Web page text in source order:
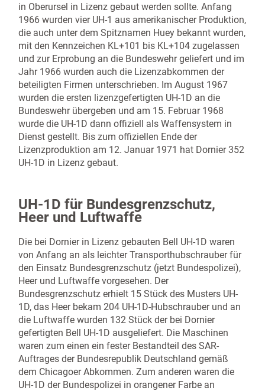
in Oberursel in Lizenz gebaut werden sollte. Anfang
1966 wurden vier UH-1 aus amerikanischer Produktion,
die auch unter dem Spitznamen Huey bekannt wurden,
mit den Kennzeichen KL+101 bis KL+104 zugelassen
und zur Erprobung an die Bundeswehr geliefert und im
Jahr 1966 wurden auch die Lizenzabkommen der
beteiligten Firmen unterschrieben. Im August 1967
wurden die ersten lizenzgefertigten UH-1D an die
Bundeswehr übergeben und am 15. Februar 1968
wurde die UH-1D dann offiziell als Waffensystem in
Dienst gestellt. Bis zum offiziellen Ende der
Lizenzproduktion am 12. Januar 1971 hat Dornier 352
UH-1D in Lizenz gebaut.
UH-1D für Bundesgrenzschutz,
Heer und Luftwaffe
Die bei Dornier in Lizenz gebauten Bell UH-1D waren
von Anfang an als leichter Transporthubschrauber für
den Einsatz Bundesgrenzschutz (jetzt Bundespolizei),
Heer und Luftwaffe vorgesehen. Der
Bundesgrenzschutz erhielt 15 Stück des Musters UH-
1D, das Heer bekam 204 UH-1D-Hubschrauber und an
die Luftwaffe wurden 132 Stück der bei Dornier
gefertigten Bell UH-1D ausgeliefert. Die Maschinen
waren zum einen ein fester Bestandteil des SAR-
Auftrages der Bundesrepublik Deutschland gemäß
dem Chicagoer Abkommen. Zum anderen waren die
UH-1D der Bundespolizei in orangener Farbe an